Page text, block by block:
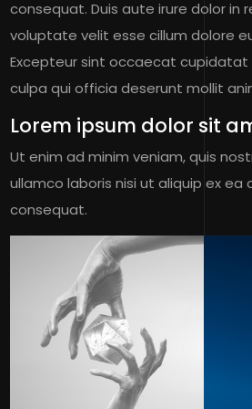
consequat. Duis aute irure dolor in
voluptate velit esse cillum dolore
Excepteur sint occaecat cupidatat
culpa qui officia deserunt mollit
Lorem ipsum dolor sit
Ut enim ad minim veniam, quis
ullamco laboris nisi ut aliquip ex ea
consequat.